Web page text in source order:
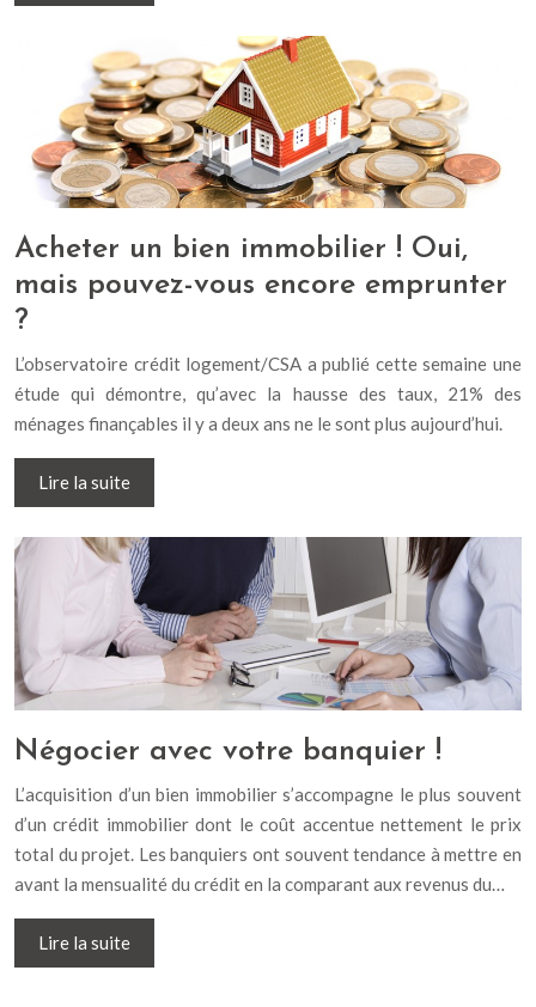
Acheter un bien immobilier ! Oui,
mais pouvez-vous encore emprunter
?
L’observatoire crédit logement/CSA a publié cette semaine une
étude qui démontre, qu’avec la hausse des taux, 21% des
ménages finançables il y a deux ans ne le sont plus aujourd’hui.
Lire la suite
Négocier avec votre banquier !
L’acquisition d’un bien immobilier s’accompagne le plus souvent
d’un crédit immobilier dont le coût accentue nettement le prix
total du projet. Les banquiers ont souvent tendance à mettre en
avant la mensualité du crédit en la comparant aux revenus du…
Lire la suite